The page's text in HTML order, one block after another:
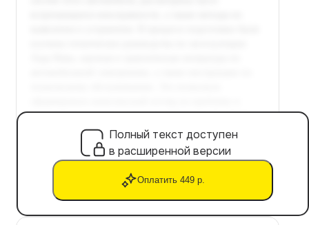
Полный текст доступен
в расширенной версии
Оплатить 449 р.